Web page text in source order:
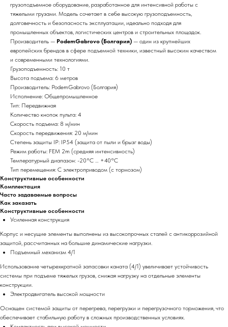
грузоподъемное оборудование, разработанное для интенсивной работы с
тяжелыми грузами. Модель сочетает в себе высокую грузоподъемность,
долговечность и безопасность эксплуатации, идеально подходя для
промышленных объектов, логистических центров и строительных площадок.
Производитель — PodemGabrovo (Болгария) — один из крупнейших
европейских брендов в сфере подъемной техники, известный высоким качеством
и современными технологиями.
Грузоподъемность: 10 т
Высота подъема: 6 метров
Производитель: PodemGabrovo (Болгария)
Исполнение: Общепромышленное
Тип: Передвижная
Количество кнопок пульта: 4
Скорость подъема: 8 м/мин
Скорость передвижения: 20 м/мин
Степень защиты IP: IP54 (защита от пыли и брызг воды)
Режим работы: FEM 2m (средняя интенсивность)
Температурный диапазон: -20°C … +40°C
Тип перемещения: С электроприводом (с тормозом)
Конструктивные особенности
Комплектация
Часто задаваемые вопросы
Как заказать
Конструктивные особенности
Усиленная конструкция
Корпус и несущие элементы выполнены из высокопрочных сталей с антикоррозийной
защитой, рассчитанных на большие динамические нагрузки.
Подъемный механизм 4/1
Использование четырехкратной запасовки каната (4/1) увеличивает устойчивость
системы при подъеме тяжелых грузов, снижая нагрузку на отдельные элементы
конструкции.
Электродвигатель высокой мощности
Оснащен системой защиты от перегрева, перегрузки и перегрузочного торможения, что
обеспечивает стабильную работу в сложных производственных условиях.